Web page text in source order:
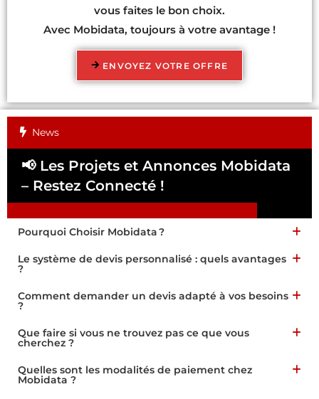
vous faites le bon choix.
Avec Mobidata, toujours à votre avantage !
ENVOYEZ VOTRE OFFRE
News
📢 Les Projets et Annonces Mobidata
– Restez Connecté !
Pourquoi Choisir Mobidata ?
Le système de devis personnalisé : quels avantages
?
Comment demander un devis adapté à vos besoins
?
Que faire si vous ne trouvez pas ce que vous
cherchez ?
Quelles sont les modalités de paiement chez
Mobidata ?